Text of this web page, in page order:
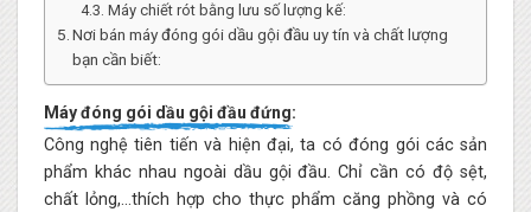
Máy chiết rót bằng lưu số lượng kế:
Nơi bán máy đóng gói dầu gội đầu uy tín và chất lượng
bạn cần biết:
Máy đóng gói dầu gội đầu đứng:
Công nghệ tiên tiến và hiện đại, ta có đóng gói các sản
phẩm khác nhau ngoài dầu gội đầu. Chỉ cần có độ sệt,
chất lỏng,…thích hợp cho thực phẩm căng phồng và có